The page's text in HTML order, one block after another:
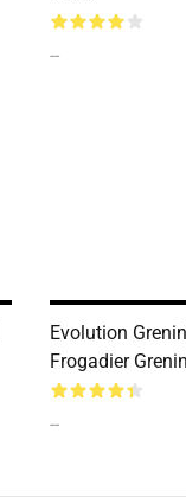
--
Evolution
Frogadier
--